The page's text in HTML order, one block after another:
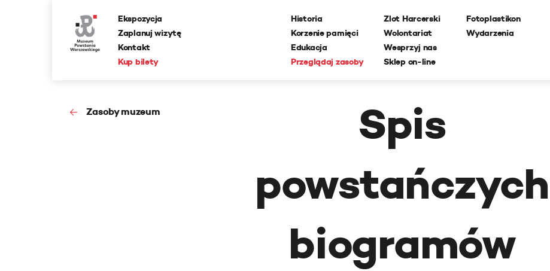
Ekspozycja
Zaplanuj wizytę
Kontakt
Kup bilety
Historia
Korzenie pamięci
Edukacja
Przeglądaj zasoby
Zlot Harcerski
Wolontariat
Wesprzyj nas
Sklep on-line
Fotoplastikon
Wydarzenia
Zasoby muzeum
Spis
powstańczych
biogramów